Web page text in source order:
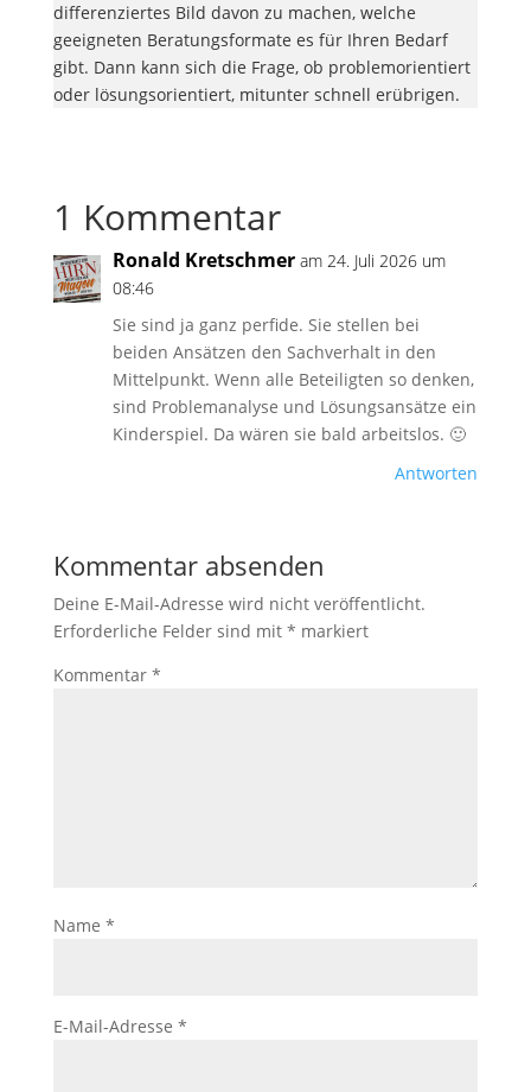
differenziertes Bild davon zu machen, welche
geeigneten Beratungsformate es für Ihren Bedarf
gibt. Dann kann sich die Frage, ob problemorientiert
oder lösungsorientiert, mitunter schnell erübrigen.
1 Kommentar
Ronald Kretschmer am 24. Juli 2026 um
08:46
Sie sind ja ganz perfide. Sie stellen bei
beiden Ansätzen den Sachverhalt in den
Mittelpunkt. Wenn alle Beteiligten so denken,
sind Problemanalyse und Lösungsansätze ein
Kinderspiel. Da wären sie bald arbeitslos. 🙂
Antworten
Kommentar absenden
Deine E-Mail-Adresse wird nicht veröffentlicht.
Erforderliche Felder sind mit * markiert
Kommentar *
Name *
E-Mail-Adresse *